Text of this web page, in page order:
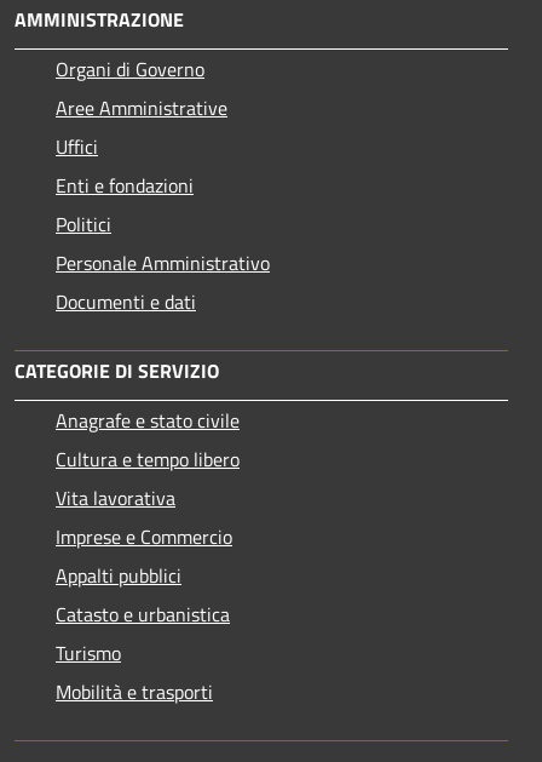
AMMINISTRAZIONE
Organi di Governo
Aree Amministrative
Uffici
Enti e fondazioni
Politici
Personale Amministrativo
Documenti e dati
CATEGORIE DI SERVIZIO
Anagrafe e stato civile
Cultura e tempo libero
Vita lavorativa
Imprese e Commercio
Appalti pubblici
Catasto e urbanistica
Turismo
Mobilità e trasporti